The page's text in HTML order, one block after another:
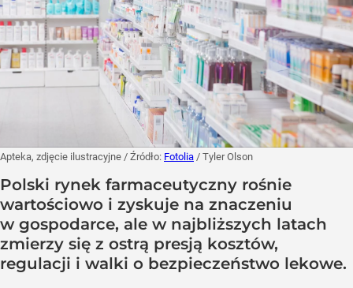
Apteka, zdjęcie ilustracyjne / Źródło: Fotolia / Tyler Olson
Polski rynek farmaceutyczny rośnie
wartościowo i zyskuje na znaczeniu
w gospodarce, ale w najbliższych latach
zmierzy się z ostrą presją kosztów,
regulacji i walki o bezpieczeństwo lekowe.